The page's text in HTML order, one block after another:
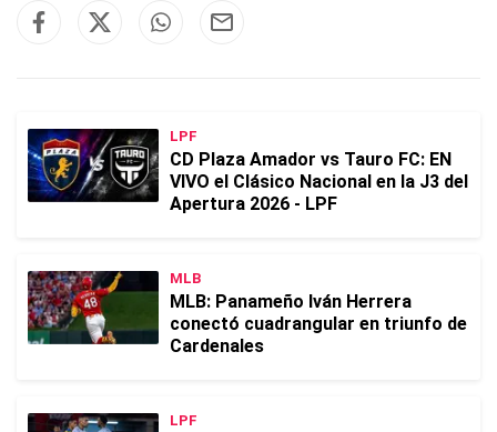
LPF
CD Plaza Amador vs Tauro FC: EN
VIVO el Clásico Nacional en la J3 del
Apertura 2026 - LPF
MLB
MLB: Panameño Iván Herrera
conectó cuadrangular en triunfo de
Cardenales
LPF